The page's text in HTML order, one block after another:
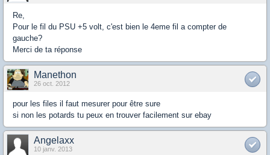
Re,
Pour le fil du PSU +5 volt, c'est bien le 4eme fil a compter de
gauche?
Merci de ta réponse
Manethon
26 oct. 2012
pour les files il faut mesurer pour être sure
si non les potards tu peux en trouver facilement sur ebay
Angelaxx
10 janv. 2013